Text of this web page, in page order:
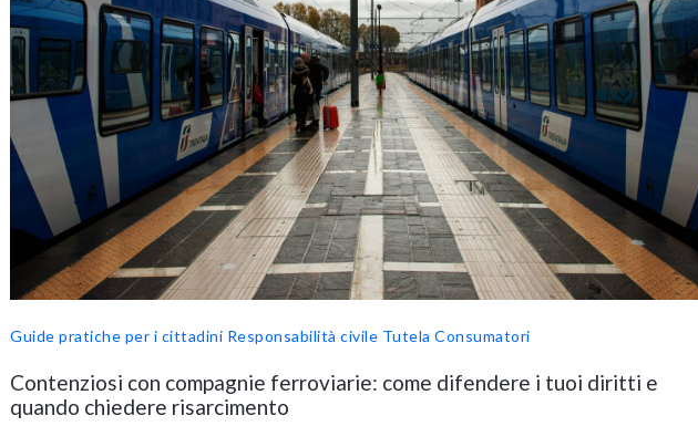
Guide pratiche per i cittadini Responsabilità civile Tutela Consumatori
Contenziosi con compagnie ferroviarie: come difendere i tuoi diritti e
quando chiedere risarcimento